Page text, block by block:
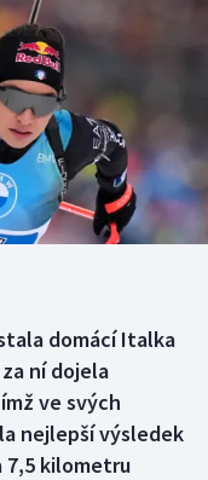
domácí Italka
ní dojela
ve svých
nejlepší výsledek
7,5 kilometru